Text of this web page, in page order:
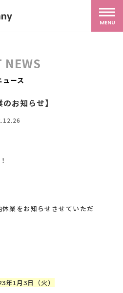
MENU
NEWS
ュース
お知らせ】
業をお知らせさせていただ
1月3日（火）